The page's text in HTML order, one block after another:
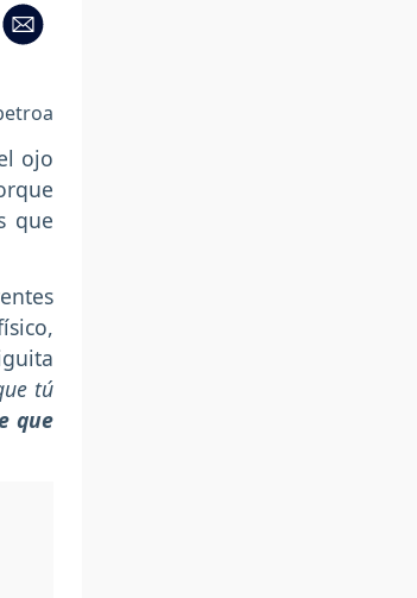
ojo
que
tú
que